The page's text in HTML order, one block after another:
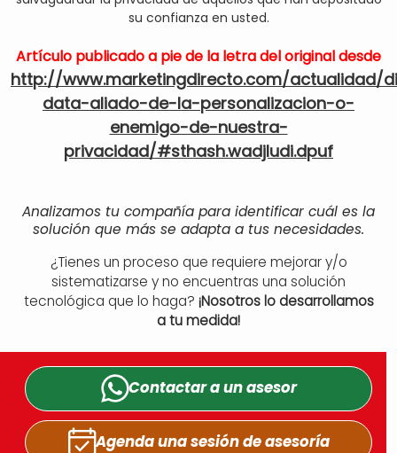
su confianza en usted.
Artículo publicado a pie de la letra del original desde
http://www.marketingdirecto.com/actualidad/
data-aliado-de-la-personalizacion-o-
enemigo-de-nuestra-
privacidad/#sthash.wadjludi.dpuf
Analizamos tu compañía para identificar cuál es la
solución que más se adapta a tus necesidades.
¿Tienes un proceso que requiere mejorar y/o
sistematizarse y no encuentras una solución
tecnológica que lo haga? ¡Nosotros lo desarrollamos
a tu medida!
Contactar a unasesor
Agenda una sesiónde asesoría